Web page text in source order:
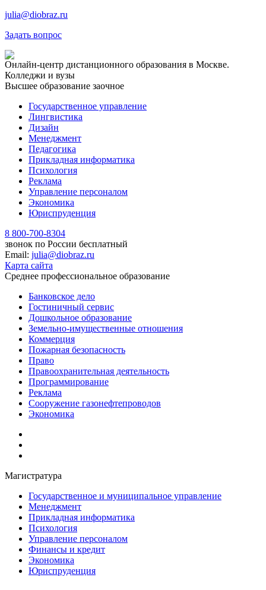
julia@diobraz.ru
Задать вопрос
Онлайн-центр дистанционного образования в Москве.
Колледжи и вузы
Высшее образование заочное
Государственное управление
Лингвистика
Дизайн
Менеджмент
Педагогика
Прикладная информатика
Психология
Реклама
Управление персоналом
Экономика
Юриспруденция
8 800-700-8304
звонок по России бесплатный
Email: julia@diobraz.ru
Карта сайта
Среднее профессиональное образование
Банковское дело
Гостиничный сервис
Дошкольное образование
Земельно-имущественные отношения
Коммерция
Пожарная безопасность
Право
Правоохранительная деятельность
Программирование
Реклама
Сооружение газонефтепроводов
Экономика
Магистратура
Государственное и муниципальное управление
Менеджмент
Прикладная информатика
Психология
Управление персоналом
Финансы и кредит
Экономика
Юриспруденция